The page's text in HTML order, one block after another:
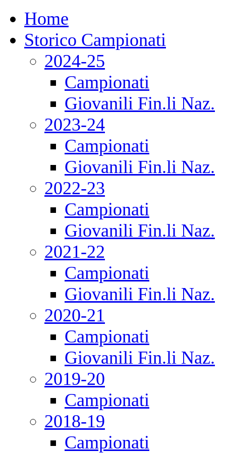
Home
Storico Campionati
2024-25
Campionati
Giovanili Fin.li Naz.
2023-24
Campionati
Giovanili Fin.li Naz.
2022-23
Campionati
Giovanili Fin.li Naz.
2021-22
Campionati
Giovanili Fin.li Naz.
2020-21
Campionati
Giovanili Fin.li Naz.
2019-20
Campionati
2018-19
Campionati